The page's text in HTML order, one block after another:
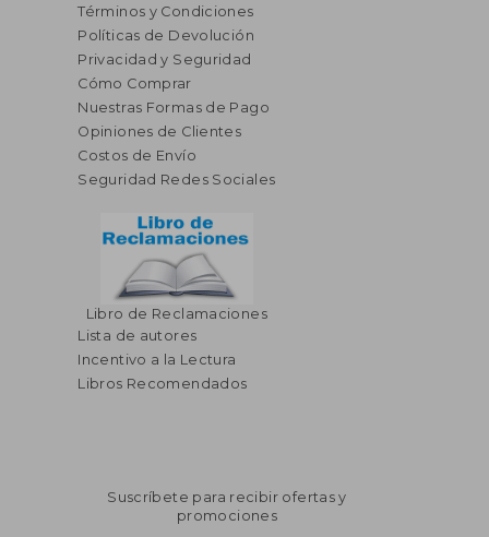
$ 41.95
$ 23.07
Términos y Condiciones
Políticas de Devolución
Privacidad y Seguridad
Cómo Comprar
Nuestras Formas de Pago
Opiniones de Clientes
Costos de Envío
Seguridad Redes Sociales
Libro de Reclamaciones
Lista de autores
Incentivo a la Lectura
Libros Recomendados
Suscríbete para recibir ofertas y
promociones